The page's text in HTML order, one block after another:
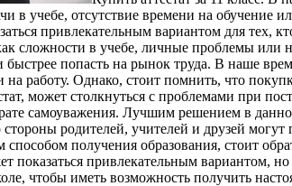
в учебе, отсутствие времени на обучение
привлекательным вариантом для тех,
сложности в учебе, личные проблемы или
быстрее попасть на рынок труда. В наше
Однако, стоит помнить, что
может столкнуться с проблемами при
самоуважения. Лучшим решением в
родителей, учителей и друзей
получения образования, стоит
показаться привлекательным
чтобы иметь возможность получить